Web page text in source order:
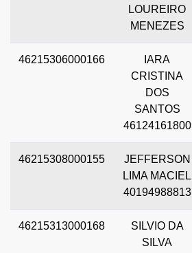
LOUREIRO
MENEZES
46215306000166
IARA
CRISTINA
DOS
SANTOS
46124161800
46215308000155
JEFFERSON
LIMA MACIEL
40194988813
46215313000168
SILVIO DA
SILVA